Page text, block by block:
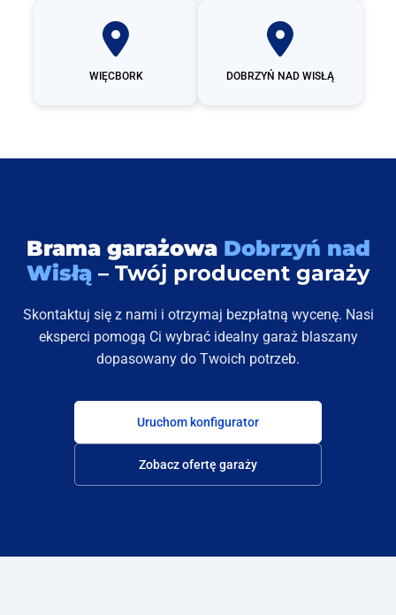
WIĘCBORK DOBRZYŃ NAD WISŁĄ
Brama garażowa Dobrzyń nad
Wisłą – Twój producent garaży
Skontaktuj się z nami i otrzymaj bezpłatną wycenę. Nasi
eksperci pomogą Ci wybrać idealny garaż blaszany
dopasowany do Twoich potrzeb.
Uruchom konfigurator
Zobacz ofertę garaży